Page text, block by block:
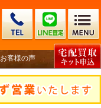
お客様の声